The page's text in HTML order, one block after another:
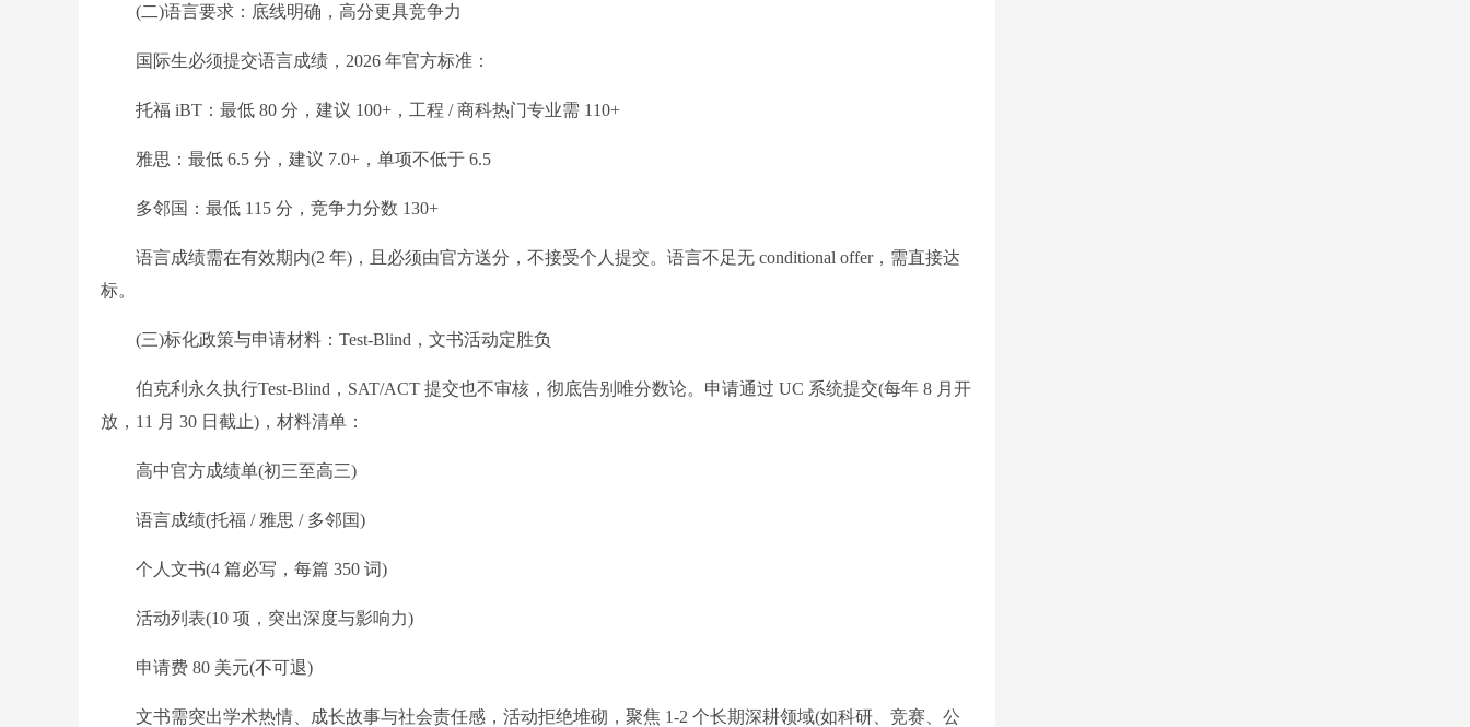
(二)语言要求：底线明确，高分更具竞争力
国际生必须提交语言成绩，2026 年官方标准：
托福 iBT：最低 80 分，建议 100+，工程 / 商科热门专业需 110+
雅思：最低 6.5 分，建议 7.0+，单项不低于 6.5
多邻国：最低 115 分，竞争力分数 130+
语言成绩需在有效期内(2 年)，且必须由官方送分，不接受个人提交。语言不足无 conditional offer，需直接达
标。
(三)标化政策与申请材料：Test-Blind，文书活动定胜负
伯克利永久执行Test-Blind，SAT/ACT 提交也不审核，彻底告别唯分数论。申请通过 UC 系统提交(每年 8 月开
放，11 月 30 日截止)，材料清单：
高中官方成绩单(初三至高三)
语言成绩(托福 / 雅思 / 多邻国)
个人文书(4 篇必写，每篇 350 词)
活动列表(10 项，突出深度与影响力)
申请费 80 美元(不可退)
文书需突出学术热情、成长故事与社会责任感，活动拒绝堆砌，聚焦 1-2 个长期深耕领域(如科研、竞赛、公